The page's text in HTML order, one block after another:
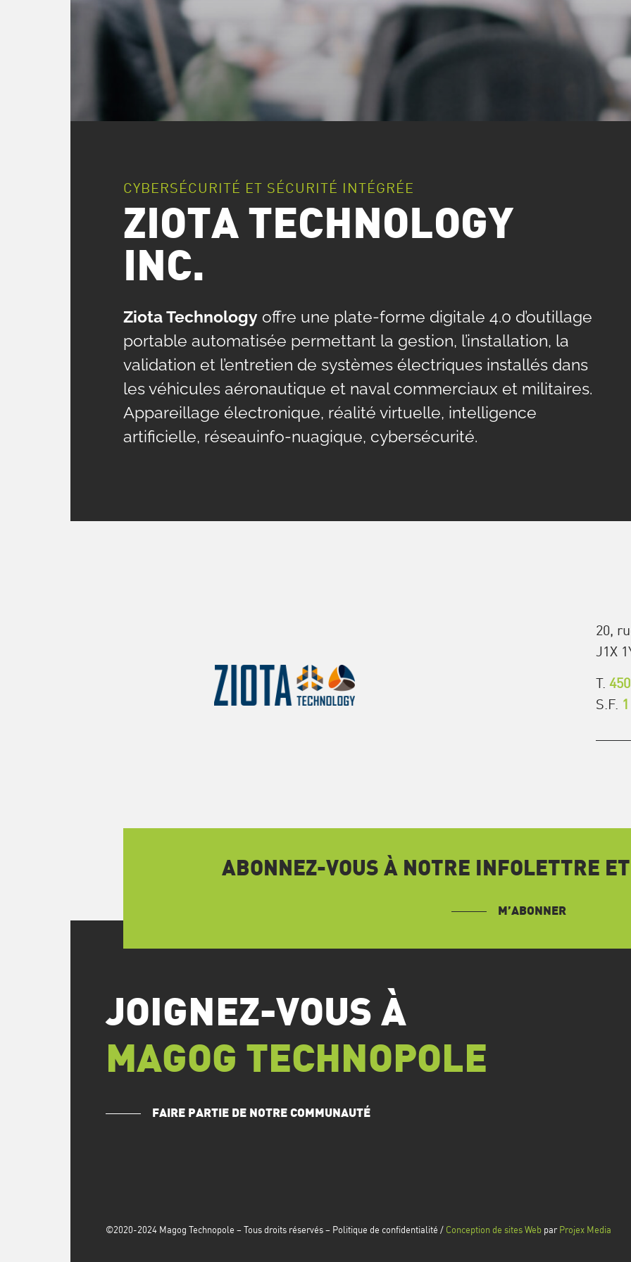
CYBERSÉCURITÉ ET SÉCURITÉ INTÉGRÉE
ZIOTA TECHNOLOGY
INC.
Ziota Technologyoffre une plate-forme digitale 4.0 d’outillage
portable automatisée permettant la gestion, l’installation, la
validation et l’entretien de systèmes électriques installés dans
les véhicules aéronautique et naval commerciaux et militaires.
Appareillage électronique, réalité virtuelle, intelligence
artificielle, réseauinfo-nuagique, cybersécurité.
20,
J1X
T.
S.F.
ABONNEZ-VOUS À NOTRE INFOLETTRE
M’ABONNER
JOIGNEZ-VOUS À
MAGOG TECHNOPOLE
FAIRE PARTIE DE NOTRE COMMUNAUTÉ
©2020-2024 Magog Technopole – Tous droits réservés – Politique de confidentialité / Conception de sites WebparProjex Media